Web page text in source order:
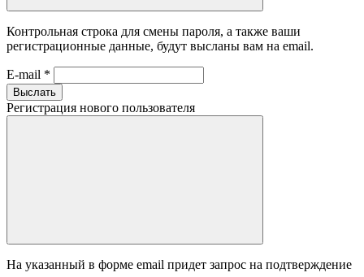
Контрольная строка для смены пароля, а также ваши
регистрационные данные, будут высланы вам на email.
E-mail *
Выслать
Регистрация нового пользователя
На указанный в форме email придет запрос на подтверждение